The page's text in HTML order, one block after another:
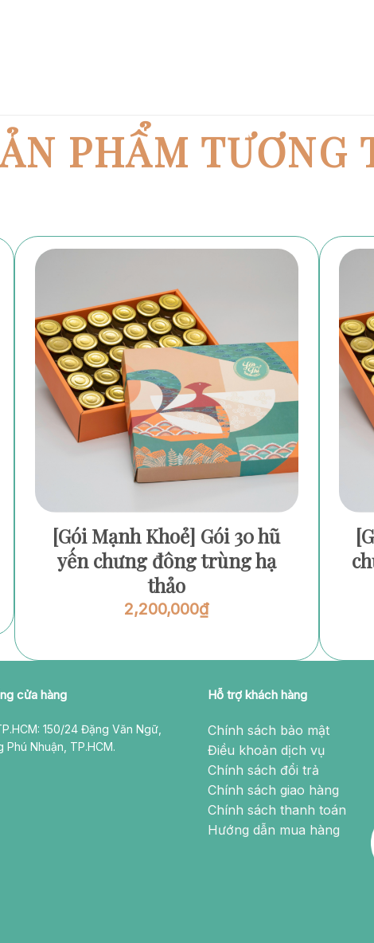
PHẨM TƯƠNG
[Gói Mạnh Khoẻ] Gói 30 hũ
yến chưng đông trùng hạ
thảo
2,200,000₫
cửa hàng
150/24 Đặng Văn Ngữ,
Phú Nhuận, TP.HCM.
Hỗ trợ khách hàng
Chính sách bảo mật
Điều khoản dịch vụ
Chính sách đổi trả
Chính sách giao hàng
Chính sách thanh toán
Hướng dẫn mua hàng